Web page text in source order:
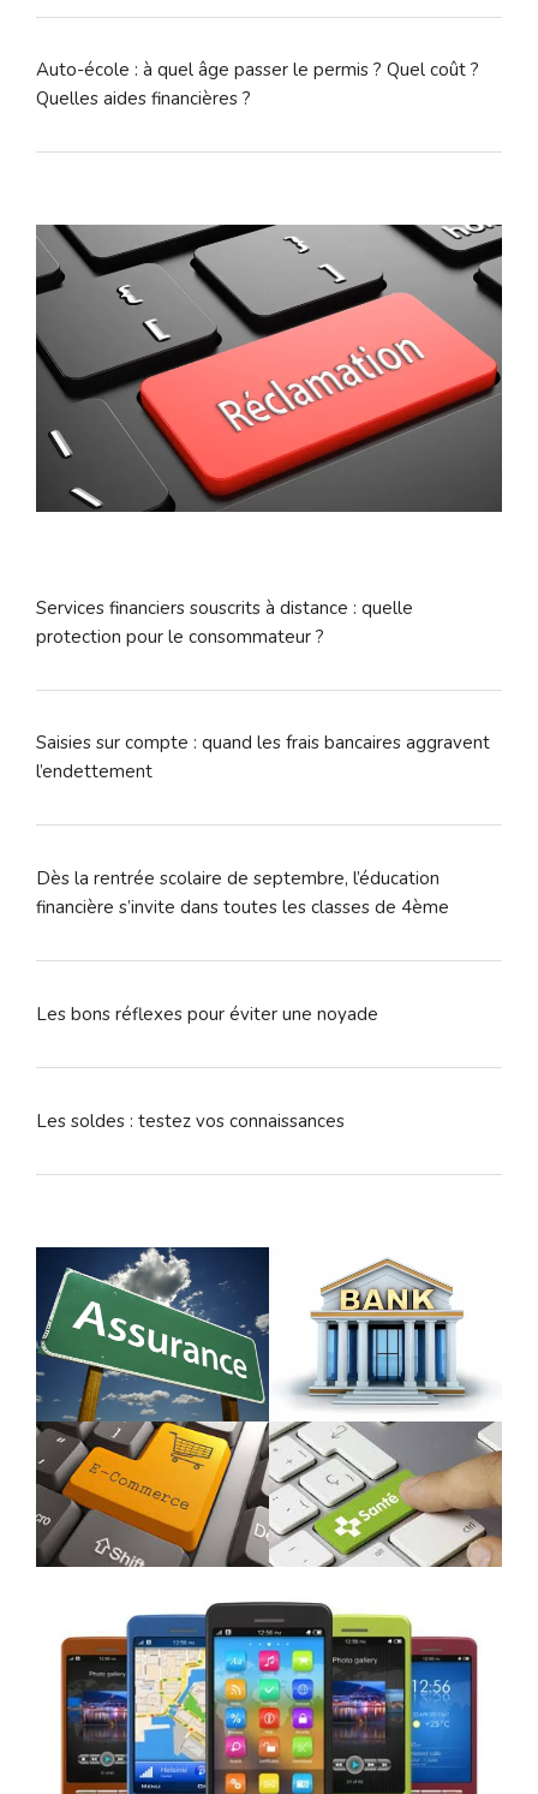
Auto-école : à quel âge passer le permis ? Quel coût ?
Quelles aides financières ?
Services financiers souscrits à distance : quelle
protection pour le consommateur ?
Saisies sur compte : quand les frais bancaires aggravent
l’endettement
Dès la rentrée scolaire de septembre, l’éducation
financière s’invite dans toutes les classes de 4ème
Les bons réflexes pour éviter une noyade
Les soldes : testez vos connaissances